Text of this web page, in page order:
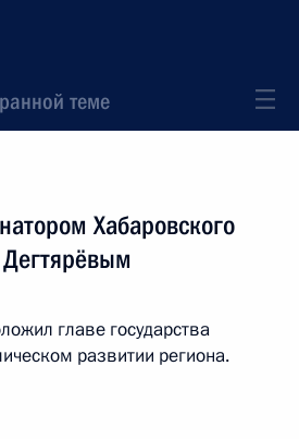
теме
Хабаровского
главе государства
развитии региона.